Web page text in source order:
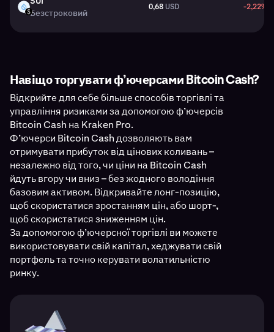
SUI
USDБезстроковий
0,68 USD -2,22%
Навіщо торгувати ф’ючерсами Bitcoin Cash?
Відкрийте для себе більше способів торгівлі та
управління ризиками за допомогою ф’ючерсів
Bitcoin Cash на Kraken Pro.
Ф’ючерси Bitcoin Cash дозволяють вам
отримувати прибуток від цінових коливань –
незалежно від того, чи ціни на Bitcoin Cash
йдуть вгору чи вниз – без жодного володіння
базовим активом. Відкривайте лонг-позицію,
щоб скористатися зростанням цін, або шорт-,
щоб скористатися зниженням цін.
За допомогою ф’ючерсної торгівлі ви можете
використовувати свій капітал, хеджувати свій
портфель та точно керувати волатильністю
ринку.